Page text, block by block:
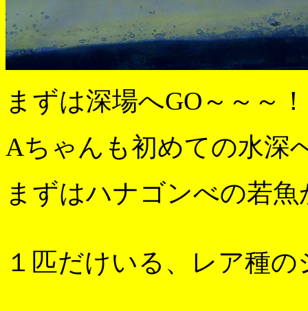
まずは深場へGO～～～
Aちゃんも初めての水深
まずはハナゴンべの若魚
１匹だけいる、レア種